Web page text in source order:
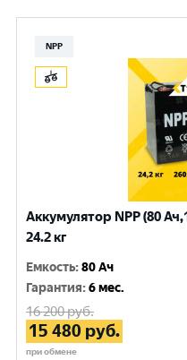
NPP
Аккумулятор NPP (80
24.2 кг
Емкость:80 Ач
Гарантия:6 мес.
16 200руб.
15 480 руб.
при обмене